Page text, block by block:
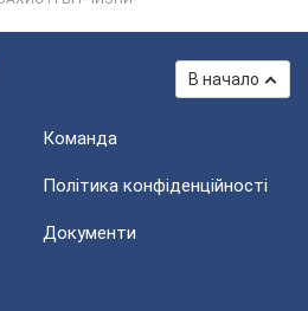
В начало
Команда
Політика конфіденційності
Документи